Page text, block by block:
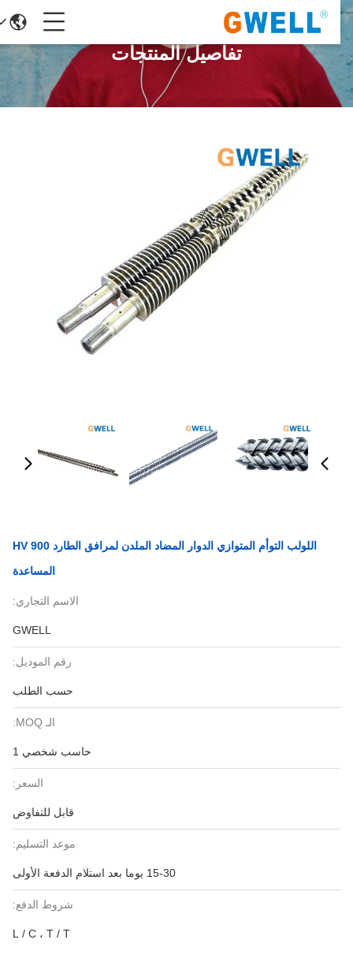
تفاصيل المنتجات
اللولب التوأم المتوازي الدوار المضاد الملدن لمرافق الطارد HV 900
المساعدة
الاسم التجاري:
GWELL
رقم الموديل:
حسب الطلب
الـ MOQ:
حاسب شخصي 1
السعر:
قابل للتفاوض
موعد التسليم:
15-30 يوما بعد استلام الدفعة الأولى
شروط الدفع:
L / C ، T / T